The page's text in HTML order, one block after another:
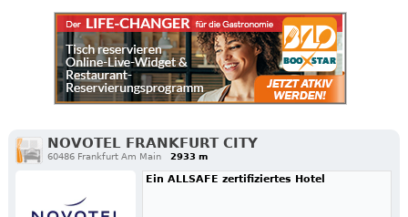
NOVOTEL FRANKFURT CITY
60486 Frankfurt Am Main 2933 m
Ein ALLSAFE zertifiziertes Hotel